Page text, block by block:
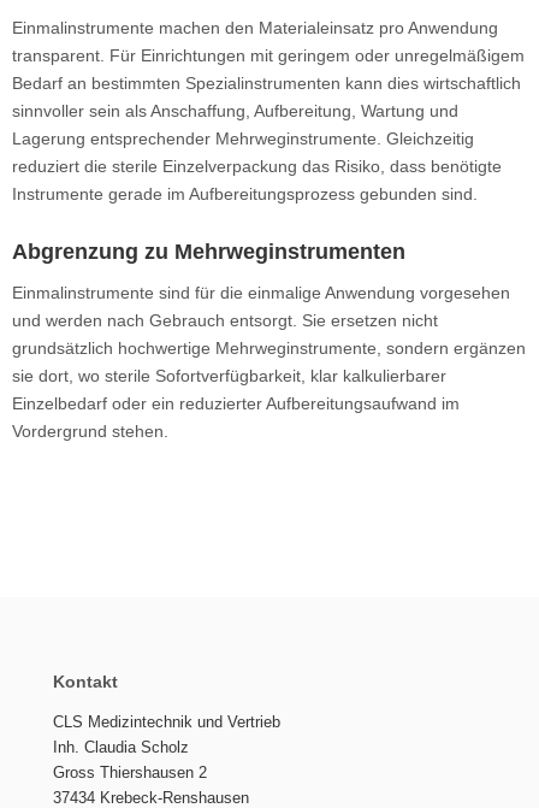
Einmalinstrumente machen den Materialeinsatz pro Anwendung
transparent. Für Einrichtungen mit geringem oder unregelmäßigem
Bedarf an bestimmten Spezialinstrumenten kann dies wirtschaftlich
sinnvoller sein als Anschaffung, Aufbereitung, Wartung und
Lagerung entsprechender Mehrweginstrumente. Gleichzeitig
reduziert die sterile Einzelverpackung das Risiko, dass benötigte
Instrumente gerade im Aufbereitungsprozess gebunden sind.
Abgrenzung zu Mehrweginstrumenten
Einmalinstrumente sind für die einmalige Anwendung vorgesehen
und werden nach Gebrauch entsorgt. Sie ersetzen nicht
grundsätzlich hochwertige Mehrweginstrumente, sondern ergänzen
sie dort, wo sterile Sofortverfügbarkeit, klar kalkulierbarer
Einzelbedarf oder ein reduzierter Aufbereitungsaufwand im
Vordergrund stehen.
Kontakt
CLS Medizintechnik und Vertrieb
Inh. Claudia Scholz
Gross Thiershausen 2
37434 Krebeck-Renshausen